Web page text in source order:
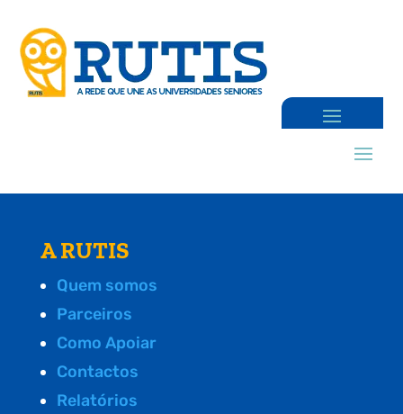
A RUTIS
Quem somos
Parceiros
Como Apoiar
Contactos
Relatórios